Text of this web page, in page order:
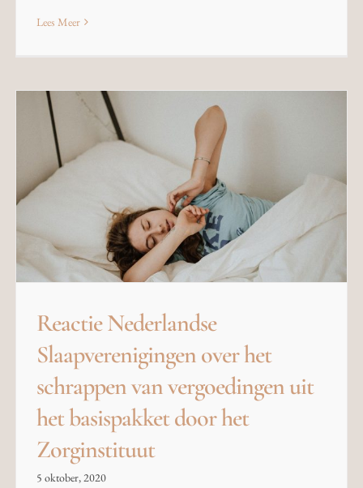
Lees Meer
Reactie Nederlandse
Slaapverenigingen over het
schrappen van vergoedingen uit
het basispakket door het
Zorginstituut
5 oktober, 2020